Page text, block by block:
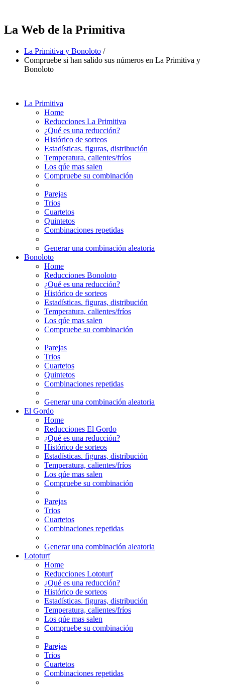
La Web de la Primitiva
La Primitiva y Bonoloto /
Compruebe si han salido sus números en La Primitiva y
Bonoloto
La Primitiva
Home
Reducciones La Primitiva
¿Qué es una reducción?
Histórico de sorteos
Estadísticas. figuras, distribución
Temperatura, calientes/fríos
Los qúe mas salen
Compruebe su combinación
Parejas
Trios
Cuartetos
Quintetos
Combinaciones repetidas
Generar una combinación aleatoria
Bonoloto
Home
Reducciones Bonoloto
¿Qué es una reducción?
Histórico de sorteos
Estadísticas. figuras, distribución
Temperatura, calientes/fríos
Los qúe mas salen
Compruebe su combinación
Parejas
Trios
Cuartetos
Quintetos
Combinaciones repetidas
Generar una combinación aleatoria
El Gordo
Home
Reducciones El Gordo
¿Qué es una reducción?
Histórico de sorteos
Estadísticas. figuras, distribución
Temperatura, calientes/fríos
Los qúe mas salen
Compruebe su combinación
Parejas
Trios
Cuartetos
Combinaciones repetidas
Generar una combinación aleatoria
Lototurf
Home
Reducciones Lototurf
¿Qué es una reducción?
Histórico de sorteos
Estadísticas. figuras, distribución
Temperatura, calientes/fríos
Los qúe mas salen
Compruebe su combinación
Parejas
Trios
Cuartetos
Combinaciones repetidas